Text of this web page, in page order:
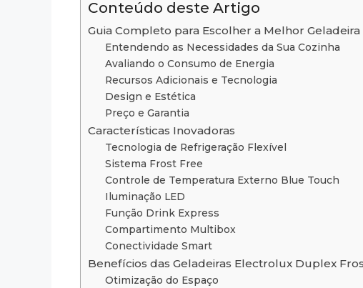
Conteúdo deste Artigo
Guia Completo para Escolher a Melhor
Entendendo as Necessidades da Sua Cozinha
Avaliando o Consumo de Energia
Recursos Adicionais e Tecnologia
Design e Estética
Preço e Garantia
Características Inovadoras
Tecnologia de Refrigeração Flexível
Sistema Frost Free
Controle de Temperatura Externo Blue Touch
Iluminação LED
Função Drink Express
Compartimento Multibox
Conectividade Smart
Benefícios das Geladeiras Electrolux Duplex
Otimização do Espaço